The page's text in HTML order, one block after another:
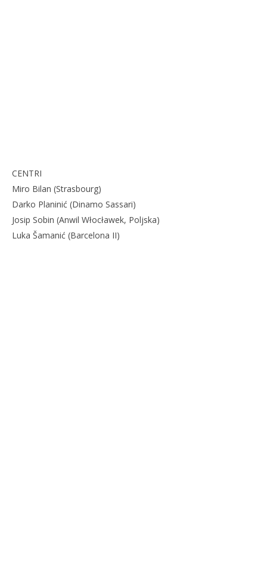
CENTRI
Miro Bilan (Strasbourg)
Darko Planinić (Dinamo Sassari)
Josip Sobin (Anwil Włocławek, Poljska)
Luka Šamanić (Barcelona II)